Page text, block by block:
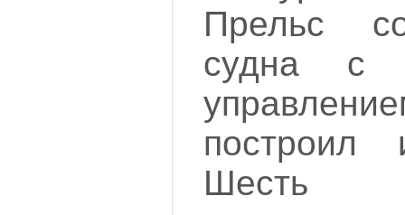
Прельс
судна с
Шесть